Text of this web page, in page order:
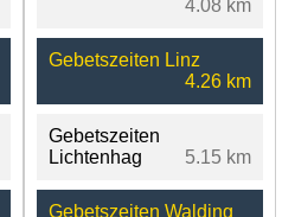
4.08 km
Gebetszeiten Linz
4.26 km
Gebetszeiten
Lichtenhag
5.15 km
Gebetszeiten Walding